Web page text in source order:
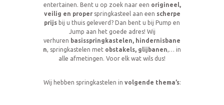
entertainen. Bent u op zoek naar een origineel,
veilig en properspringkasteel aan een scherpe
prijs bij u thuis geleverd? Dan bent u bij Pump en
Jump aan het goede adres! Wij
verhuren basisspringkastelen, hindernisbane
n, springkastelen met obstakels, glijbanen,… in
alle afmetingen. Voor elk wat wils dus!
Wij hebben springkastelen in volgende thema’s: